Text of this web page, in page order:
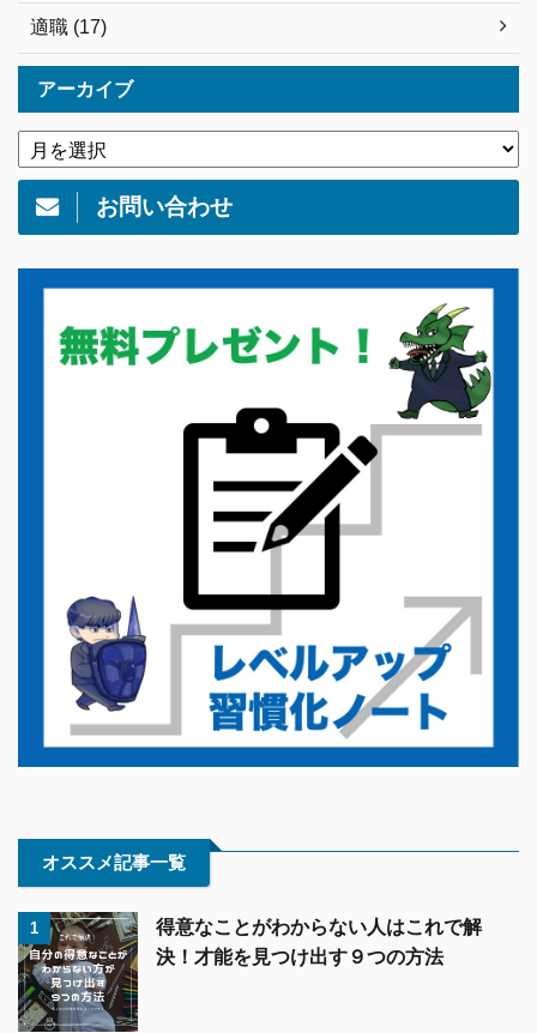
適職 (17)
アーカイブ
お問い合わせ
オススメ記事一覧
1
得意なことがわからない人はこれで解
決！才能を見つけ出す９つの方法